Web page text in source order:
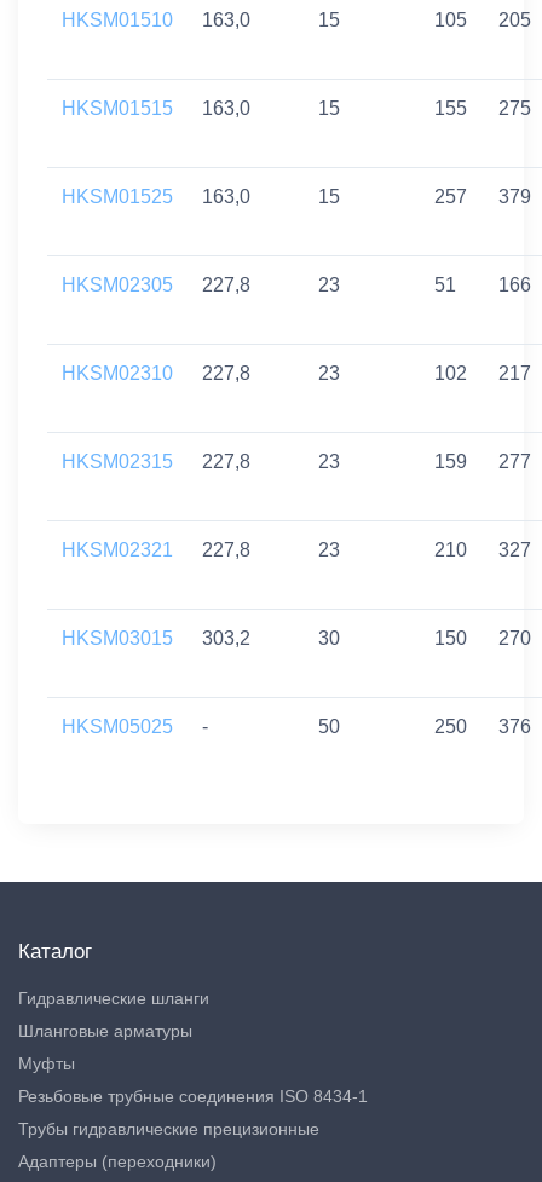
HKSM01510 163,0 15 105 205
HKSM01515 163,0 15 155 275
HKSM01525 163,0 15 257 379
HKSM02305 227,8 23 51 166
HKSM02310 227,8 23 102 217
HKSM02315 227,8 23 159 277
HKSM02321 227,8 23 210 327
HKSM03015 303,2 30 150 270
HKSM05025 - 50 250 376
Каталог
Гидравлические шланги
Шланговые арматуры
Муфты
Резьбовые трубные соединения ISO 8434-1
Трубы гидравлические прецизионные
Адаптеры (переходники)